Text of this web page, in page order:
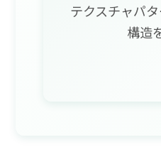
テクスチャパ
構造